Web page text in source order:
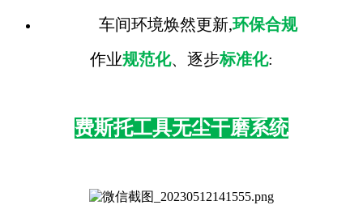
车间环境焕然更新,环保合规
作业规范化、逐步标准化:
费斯托工具无尘干磨系统